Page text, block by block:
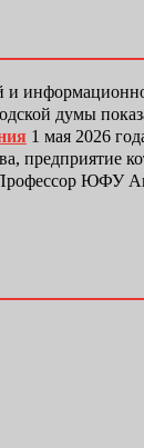
и
думы
1 мая 2026
предприятие
ЮФУ